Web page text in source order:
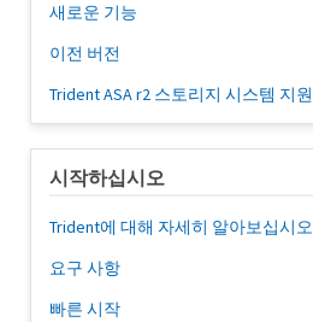
새로운 기능
이전 버전
Trident ASA r2 스토리지 시스템 지원
시작하십시오
Trident에 대해 자세히 알아보십시오
요구 사항
빠른 시작